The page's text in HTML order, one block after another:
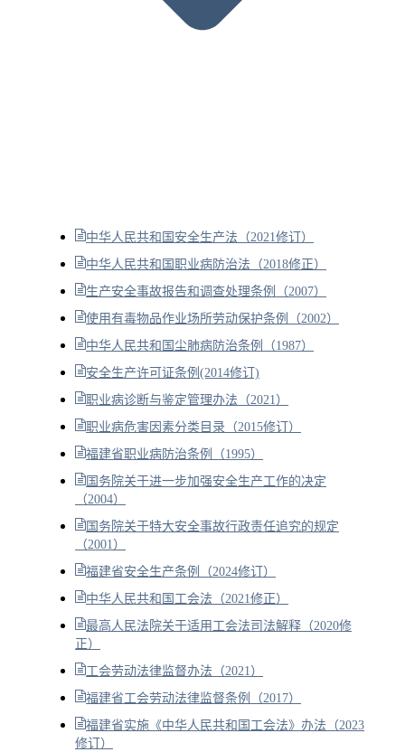
中华人民共和国安全生产法（2021修订）
中华人民共和国职业病防治法（2018修正）
生产安全事故报告和调查处理条例（2007）
使用有毒物品作业场所劳动保护条例（2002）
中华人民共和国尘肺病防治条例（1987）
安全生产许可证条例(2014修订)
职业病诊断与鉴定管理办法（2021）
职业病危害因素分类目录（2015修订）
福建省职业病防治条例（1995）
国务院关于进一步加强安全生产工作的决定
（2004）
国务院关于特大安全事故行政责任追究的规定
（2001）
福建省安全生产条例（2024修订）
中华人民共和国工会法（2021修正）
最高人民法院关于适用工会法司法解释（2020修
正）
工会劳动法律监督办法（2021）
福建省工会劳动法律监督条例（2017）
福建省实施《中华人民共和国工会法》办法（2023
修订）